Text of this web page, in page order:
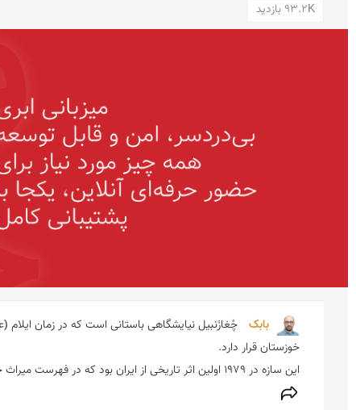
93.2K بازدید
بابک
این سازه در ۱۹۷۹ اولین اثر تاریخی از ایران بود که در فهرست میراث جهانی یونسکو جای گرفت. جامعه بین‌المللی برای آن ارزش استثنائی و جهانی قایل است. (نقل از ویکی‌پدیا)